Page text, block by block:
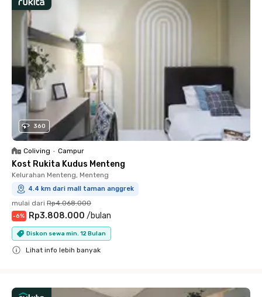
360
Coliving • Campur
Kost Rukita Kudus Menteng
Kelurahan Menteng, Menteng
4.4 km dari mall taman anggrek
mulai dari Rp4.068.000
-6% Rp3.808.000 /bulan
Diskon sewa min. 12 Bulan
Lihat info lebih banyak